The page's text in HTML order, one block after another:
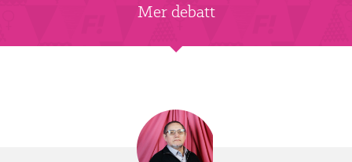
Mer debatt